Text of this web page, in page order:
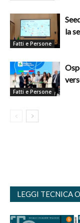
Fatti e Persone
la
Fatti e Persone
LEGGI TECNICA